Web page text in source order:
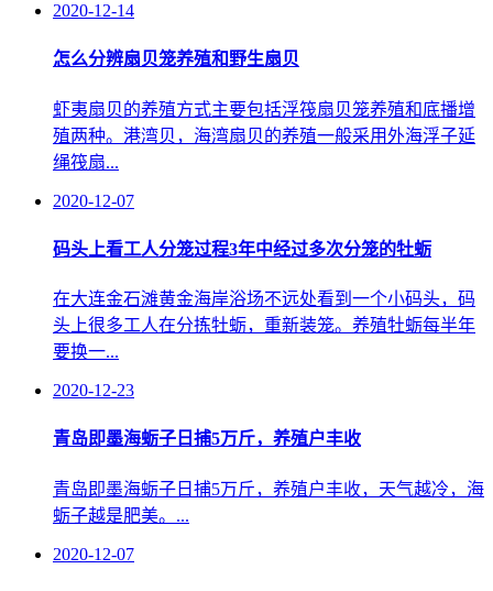
2020-12-14
怎么分辨扇贝笼养殖和野生扇贝
虾夷扇贝的养殖方式主要包括浮筏扇贝笼养殖和底播增
殖两种。港湾贝，海湾扇贝的养殖一般采用外海浮子延
绳筏扇...
2020-12-07
码头上看工人分笼过程3年中经过多次分笼的牡蛎
在大连金石滩黄金海岸浴场不远处看到一个小码头，码
头上很多工人在分拣牡蛎，重新装笼。养殖牡蛎每半年
要换一...
2020-12-23
青岛即墨海蛎子日捕5万斤，养殖户丰收
青岛即墨海蛎子日捕5万斤，养殖户丰收，天气越冷，海
蛎子越是肥美。...
2020-12-07